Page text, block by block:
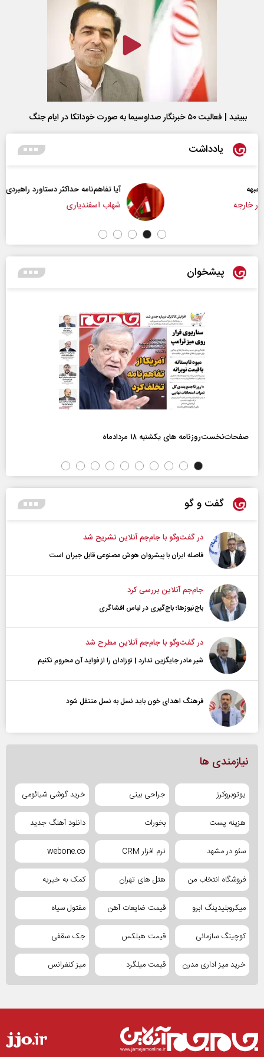
ببینید | فعالیت ۵۰ خبرنگار صداوسیما به صورت خوداتکا در ایام جنگ
یادداشت
آیا تفاهم‌نامه حداکثر دستاورد راهبردی ایران بود؟
شهاب اسفندیاری
پیشخوان
صفحات‌نخست‌روزنامه ها‌ی یکشنبه ۱۸ مردادماه
گفت و گو
در گفت‌و‌گو با جام‌جم آنلاین تشریح شد
فاصله ایران با پیشرو‌ان هوش مصنوعی قابل جبران است
جام‌جم آنلاین بررسی کرد
باج‌نیوزها؛ باج‌گیری در لباس افشاگری
در گفت‌و‌گو با جام‌جم آنلاین مطرح شد
شیر مادر جایگزین ندارد | نوزادان را از فواید آن محروم نکنیم
فرهنگ اهدای خون باید نسل به نسل منتقل شود
نیازمندی ها
یوتوبروکرز جراحی بینی خرید گوشی شیائومی
هزینه پست بخورات دانلود آهنگ جدید
سئو در مشهد نرم افزار CRM webone.co
فروشگاه انتخاب من هتل های تهران کمک به خیریه
میکروبلیدینگ ابرو قیمت ضایعات آهن مفتول سیاه
کوچینگ سازمانی قیمت هبلکس جک سقفی
خرید میز اداری مدرن قیمت میلگرد میز کنفرانس